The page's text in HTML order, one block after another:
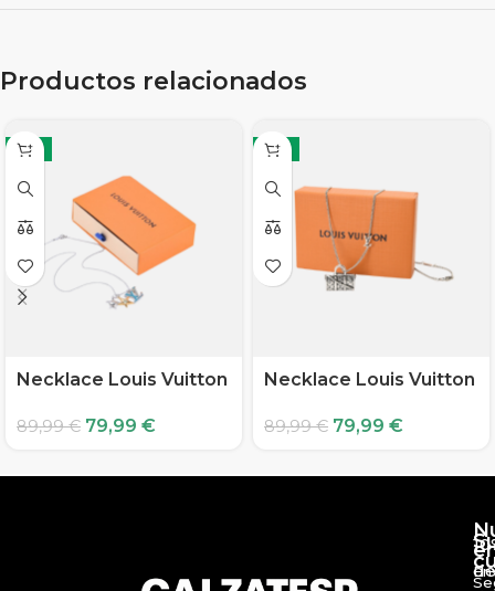
Productos relacionados
-11%
Necklace Louis Vuitton
89,99€ 79,99 €
-11%
Necklace Louis Vuitton
89,99€ 79,99 €
de